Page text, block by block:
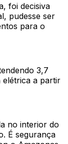
foi decisiva
pudesse ser
para o
3,7
elétrica a partir
no interior do
É segurança